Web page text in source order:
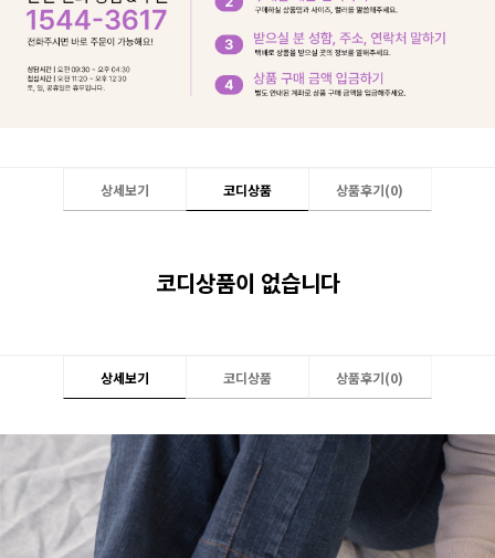
상세보기 코디상품 상품후기(0)
코디상품이 없습니다
상세보기 코디상품 상품후기(0)